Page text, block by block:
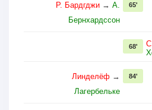
Р. Бардгджи → А.
Бернхардссон
65'
68'
Линделёф →
Лагербельке
84'